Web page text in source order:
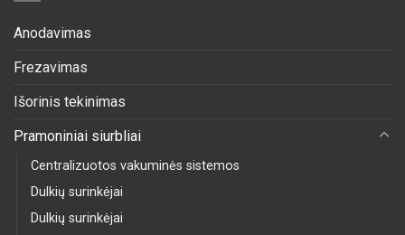
Anodavimas
Frezavimas
Išorinis tekinimas
Pramoniniai siurbliai
Centralizuotos vakuminės sistemos
Dulkių surinkėjai
Dulkių surinkėjai